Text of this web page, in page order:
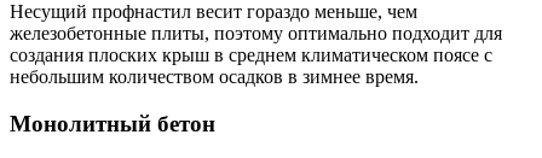
Несущий профнастил весит гораздо меньше, чем
железобетонные плиты, поэтому оптимально подходит для
создания плоских крыш в среднем климатическом поясе с
небольшим количеством осадков в зимнее время.
Монолитный бетон